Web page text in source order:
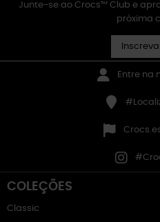
Junte-se ao Crocs™ Club e
próxima
Entre na
COLEÇÕES
Classic